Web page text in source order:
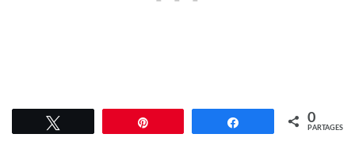
Partagez 0
PARTAGES